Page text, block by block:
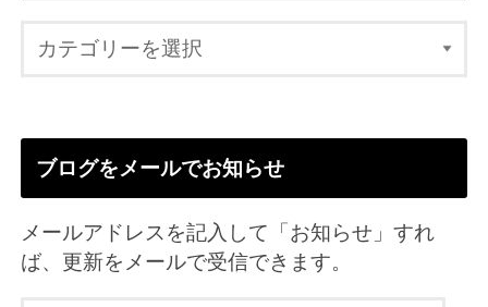
ブログをメールでお知らせ
メールアドレスを記入して「お知らせ」すれ
ば、更新をメールで受信できます。